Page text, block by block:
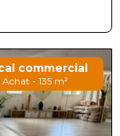
commercial
Achat - 135 m²